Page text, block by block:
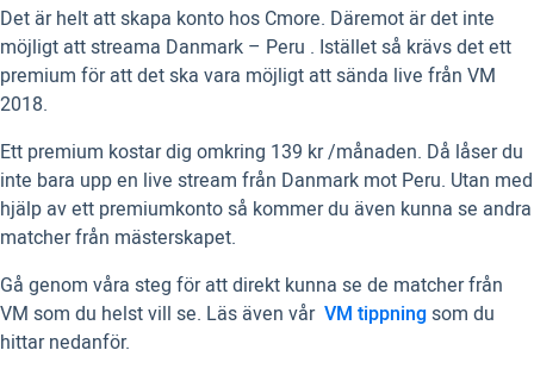
Det är helt att skapa konto hos Cmore. Däremot är det inte
möjligt att streama Danmark – Peru . Istället så krävs det ett
premium för att det ska vara möjligt att sända live från VM
2018.
Ett premium kostar dig omkring 139 kr /månaden. Då låser du
inte bara upp en live stream från Danmark mot Peru. Utan med
hjälp av ett premiumkonto så kommer du även kunna se andra
matcher från mästerskapet.
Gå genom våra steg för att direkt kunna se de matcher från
VM som du helst vill se. Läs även vår VM tippningsom du
hittar nedanför.